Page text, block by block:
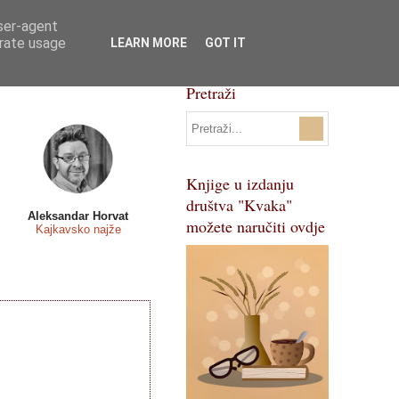
Svi natječaji
Pojmovnik
Aleksandar Horvat
Kajkavsko najže
Pretraži
Knjige u izdanju
društva "Kvaka"
možete naručiti ovdje
agent
usage
LEARN MORE GOT IT